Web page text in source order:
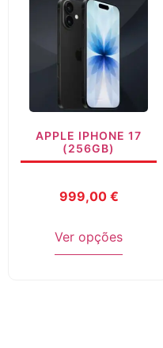
APPLE IPHONE 17
(256GB)
999,00 €
Ver opções